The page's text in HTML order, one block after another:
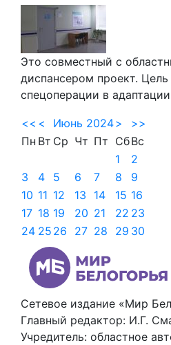
Это совместный с
диспансером проект.
спецоперации в
<< < Июнь 2024>
>>
Пн Вт Ср Чт Пт СбВс
1
2
3
4 5 6 7 8
9
10 11 12 13 14 15 16
17 18 19 20 21 22 23
24 25 26 27 28 29 30
Сетевое издание «Мир
Главный редактор: И.Г.
Учредитель: областное